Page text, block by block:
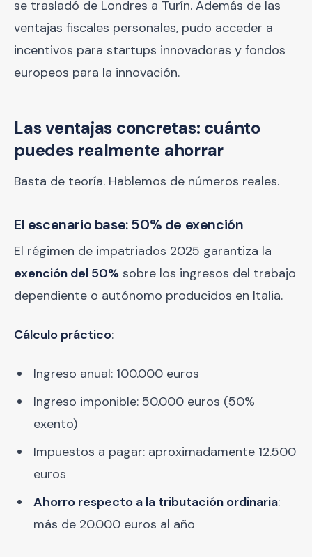
se trasladó de Londres a Turín. Además de las
ventajas fiscales personales, pudo acceder a
incentivos para startups innovadoras y fondos
europeos para la innovación.
Las ventajas concretas: cuánto
puedes realmente ahorrar
Basta de teoría. Hablemos de números reales.
El escenario base: 50% de exención
El régimen de impatriados 2025 garantiza la
exención del 50% sobre los ingresos del trabajo
dependiente o autónomo producidos en Italia.
Cálculo práctico:
Ingreso anual: 100.000 euros
Ingreso imponible: 50.000 euros (50%
exento)
Impuestos a pagar: aproximadamente 12.500
euros
Ahorro respecto a la tributación ordinaria:
más de 20.000 euros al año